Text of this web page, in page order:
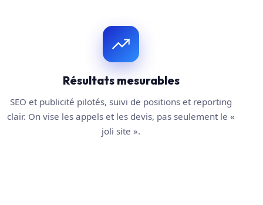
Résultats mesurables
SEO et publicité pilotés, suivi de positions et reporting
clair. On vise les appels et les devis, pas seulement le «
joli site ».